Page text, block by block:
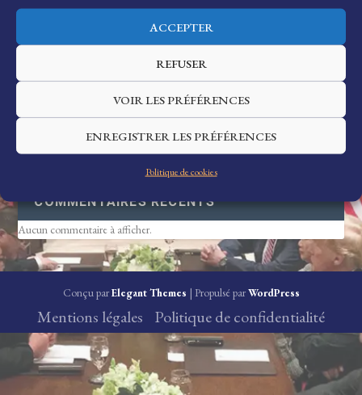
ACCEPTER
REFUSER
VOIR LES PRÉFÉRENCES
ENREGISTRER LES PRÉFÉRENCES
Politique de cookies
ARTICLES RÉCENTS
Bonjour tout le monde !
COMMENTAIRES RÉCENTS
Aucun commentaire à afficher.
Conçu parElegant Themes | Propulsé parWordPress
Mentions légales Politique de confidentialité